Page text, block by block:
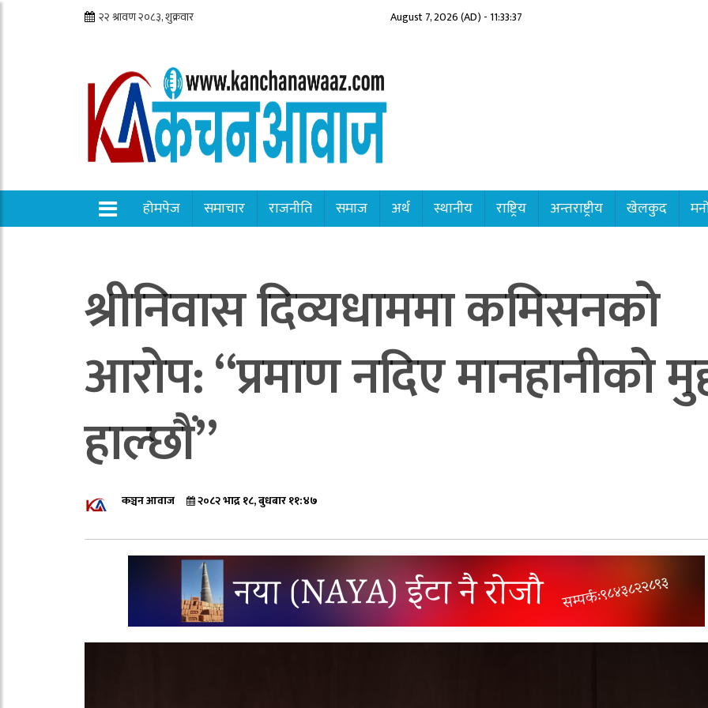
August 7, 2026 (AD) - 11:33:38
होमपेज समाचार राजनीति समाज अर्थ स्थानीय राष्ट्रिय अन्तराष्ट्रीय खेलकुद
श्रीनिवास दिव्यधाममा कमिसनको
आरोप: “प्रमाण नदिए मानहानीको
हाल्छौं”
कञ्चन आवाज २०८२ भाद्र १८, बुधबार ११:४७